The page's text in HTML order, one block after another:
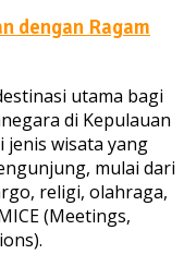
dengan Ragam
utama bagi
di Kepulauan
jenis wisata yang
mulai dari
religi, olahraga,
(Meetings,